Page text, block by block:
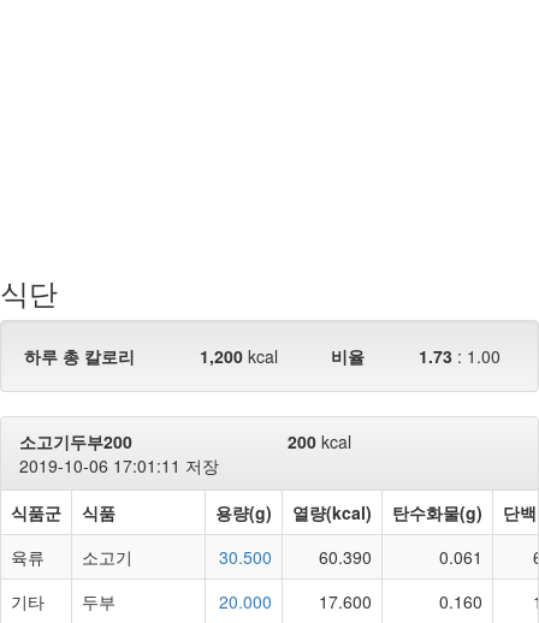
식단
하루 총 칼로리 1,200kcal 비율 1.73 : 1.00
소고기두부200 200 kcal
2019-10-06 17:01:11 저장
식품군
식품 용량(g) 열량(kcal) 탄수화물(g)
단
육류
소고기 30.500 60.390 0.061
기타
두부 20.000 17.600 0.160